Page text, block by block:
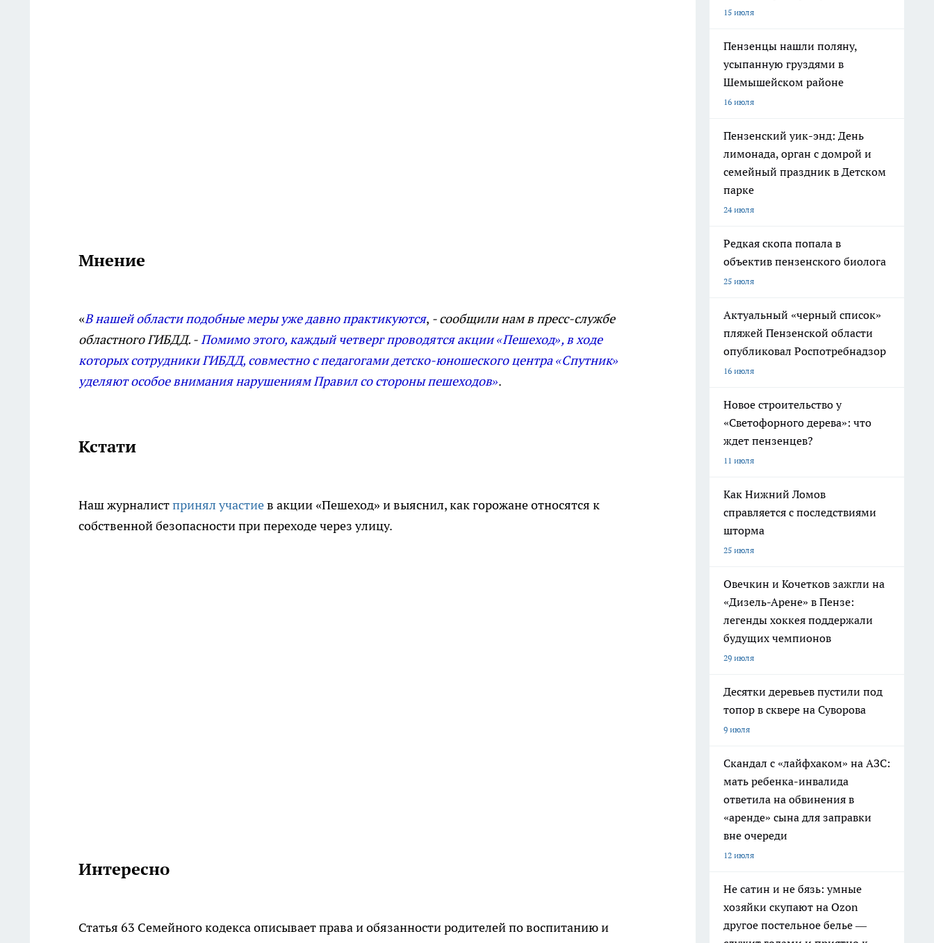
Мнение
«В нашей области подобные меры уже давно практикуются, - сообщили нам в пресс-службе
областного ГИБДД. -Помимо этого, каждый четверг проводятся акции «Пешеход», в ходе
которых сотрудники ГИБДД, совместно с педагогами детско-юношеского центра «Спутник»
уделяют особое внимания нарушениям Правил со стороны пешеходов».
Кстати
Наш журналистпринял участиев акции «Пешеход» и выяснил, как горожане относятся к
собственной безопасности при переходе через улицу.
Интересно
Статья 63 Семейного кодекса описывает права и обязанности родителей по воспитанию и
15 июля
Пензенцы нашли поляну,
усыпанную груздями в
Шемышейском районе
16 июля
Пензенский уик-энд: День
лимонада, орган с домрой и
семейный праздник в Детском
парке
24 июля
Редкая скопа попала в
объектив пензенского биолога
25 июля
Актуальный «черный список»
пляжей Пензенской области
опубликовал Роспотребнадзор
16 июля
Новое строительство у
«Светофорного дерева»: что
ждет пензенцев?
11 июля
Как Нижний Ломов
справляется с последствиями
шторма
25 июля
Овечкин и Кочетков зажгли на
«Дизель-Арене» в Пензе:
легенды хоккея поддержали
будущих чемпионов
29 июля
Десятки деревьев пустили под
топор в сквере на Суворова
9 июля
Скандал с «лайфхаком» на АЗС:
мать ребенка-инвалида
ответила на обвинения в
«аренде» сына для заправки
вне очереди
12 июля
Не сатин и не бязь: умные
хозяйки скупают на Ozon
другое постельное белье —